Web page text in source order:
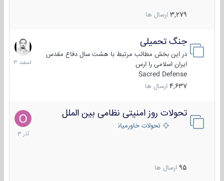
3,279 ارسال ها
جنگ تحمیلی
در این بخش مطالب مرتبط با هشت سال دفاع مقدس
ایران اسلامی را ارس
Sacred Defense
4,637 ارسال ها
20
اسفند
1403
تحولات روز امنیتی نظامی بین الملل
تحولات خاورمیانه
95 ارسال ها
21
آذر
1403